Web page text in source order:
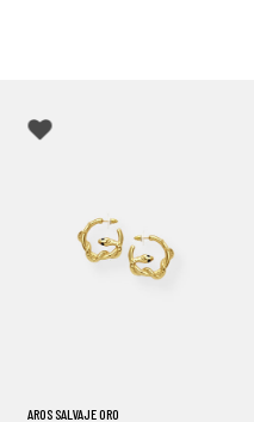
AROS SALVAJE ORO